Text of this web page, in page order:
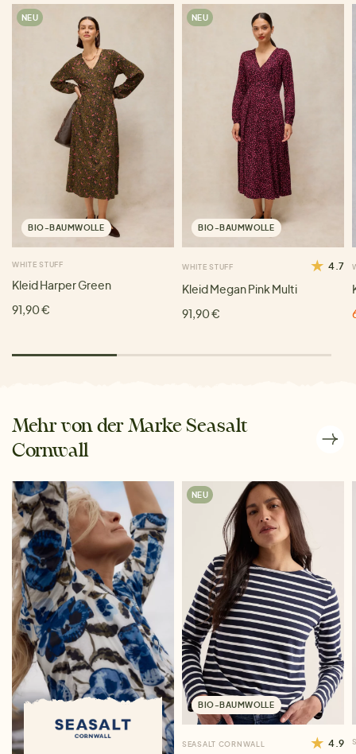
NEU
BIO-BAUMWOLLE
WHITE STUFF
Kleid Harper Green
91,90 €
NEU
BIO-BAUMWOLLE
WHITE STUFF 4.7
Kleid Megan Pink Multi
91,90 €
Mehr von der Marke Seasalt
Cornwall
NEU
BIO-BAUMWOLLE
SEASALT CORNWALL 4.9